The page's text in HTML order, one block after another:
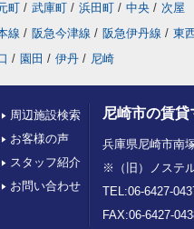
町 / 武庫町 / 浜田町 / 中央 / 次屋
線 / 阪急今津線 / 阪急伊丹線 / 東
/ 園田 / 伊丹 / 尼崎
周辺施設検索
お客様の声
スタッフ紹介
お問い合わせ
尼崎市の賃
兵庫県尼崎市南
※（旧）ノステ
TEL:06-6427-
FAX:06-6427-